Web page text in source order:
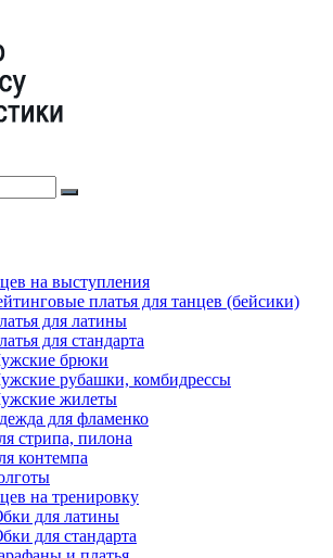
на выступления
платья для танцев (бейсики)
для латины
для стандарта
брюки
рубашки, комбидрессы
жилеты
для фламенко
стрипа, пилона
контемпа
на тренировку
для латины
для стандарта